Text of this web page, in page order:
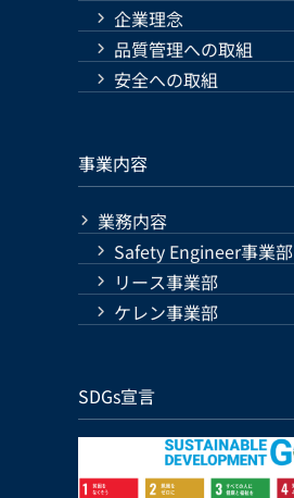
企業理念
品質管理への取組
安全への取組
事業内容
業務内容
Safety Engineer事業部
リース事業部
ケレン事業部
SDGs宣言